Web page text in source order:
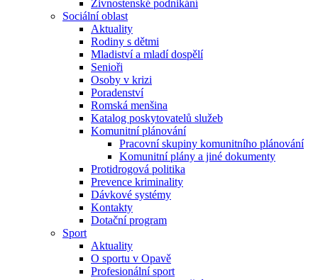
Živnostenské podnikání
Sociální oblast
Aktuality
Rodiny s dětmi
Mladiství a mladí dospělí
Senioři
Osoby v krizi
Poradenství
Romská menšina
Katalog poskytovatelů služeb
Komunitní plánování
Pracovní skupiny komunitního plánování
Komunitní plány a jiné dokumenty
Protidrogová politika
Prevence kriminality
Dávkové systémy
Kontakty
Dotační program
Sport
Aktuality
O sportu v Opavě
Profesionální sport